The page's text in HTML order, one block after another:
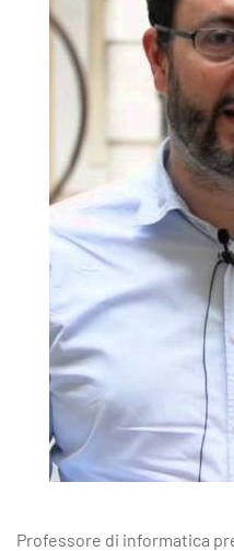
Professore di informatica